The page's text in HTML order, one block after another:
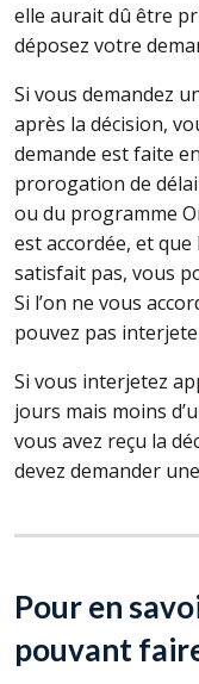
elle aurait dû être
déposez votre
Si vous demandez
après la décision,
demande est faite
prorogation de
ou du programme
est accordée, et
satisfait pas, vous
Si l’on ne vous
pouvez pas
Si vous interjetez
jours mais moins
vous avez reçu la
devez demander
Pour en
pouvant